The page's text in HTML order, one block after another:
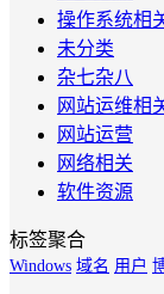
操作系统相
未分类
杂七杂八
网站运维相
网站运营
网络相关
软件资源
标签聚合
Windows 域名 用户